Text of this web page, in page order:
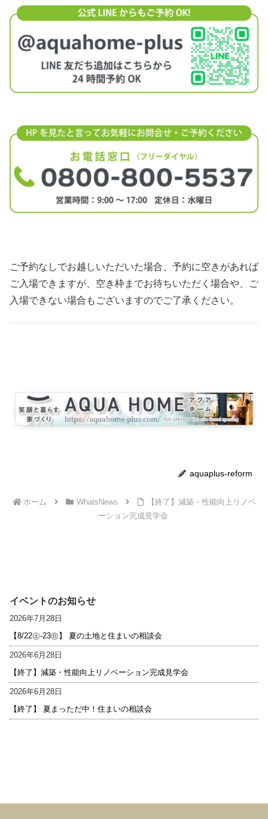
ご予約なしでお越しいただいた場合、予約に空きがあれば
ご入場できますが、空き枠までお待ちいただく場合や、ご
入場できない場合もございますのでご了承ください。
aquaplus-reform
ホーム WhatsNews
【終了】減築・性能向上リノベ
ーション完成見学会
イベントのお知らせ
2026年7月28日
【8/22㊏-23㊐】 夏の土地と住まいの相談会
2026年6月28日
【終了】減築・性能向上リノベーション完成見学会
2026年6月28日
【終了】 夏まっただ中！住まいの相談会